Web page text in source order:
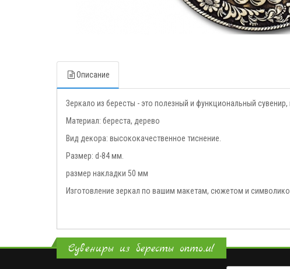
Описание
Зеркало из бересты - это полезный и функциональный
Материал: береста, дерево
Вид декора: высококачественное тиснение.
Размер: d-84 мм.
размер накладки 50 мм
Изготовление зеркал по вашим макетам, сюжетом и
Сувениры из бересты оптом!